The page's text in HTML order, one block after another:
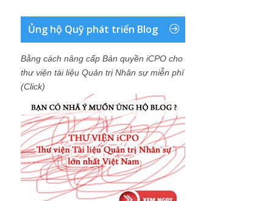
Ủng hộ Quỹ phát triển Blog
Bằng cách nâng cấp Bản quyền iCPO cho
thư viện tài liệu Quản trị Nhân sự miễn phí
(Click)